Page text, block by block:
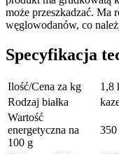
może przeszkadzać. Ma
węglowodanów, co
Specyfikacja
Ilość/Cena za kg
1,8
Rodzaj białka
Wartość
energetyczna na
100 g
350